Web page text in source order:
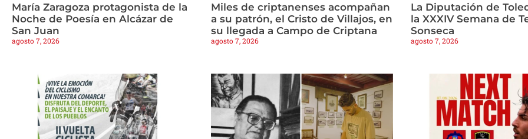
María Zaragoza protagonista de la
Noche de Poesía en Alcázar de
San Juan
agosto 7, 2026
Miles de criptanenses acompañan
a su patrón, el Cristo de Villajos, en
su llegada a Campo de Criptana
agosto 7, 2026
La Diputación de
la XXXIV Semana de
Sonseca
agosto 7, 2026